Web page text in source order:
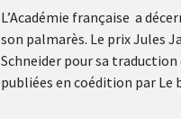
L’Académie française a
son palmarès. Le prix Jules
Schneider pour sa
publiées en coédition par